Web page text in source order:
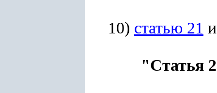
10) статью 21
"Статья